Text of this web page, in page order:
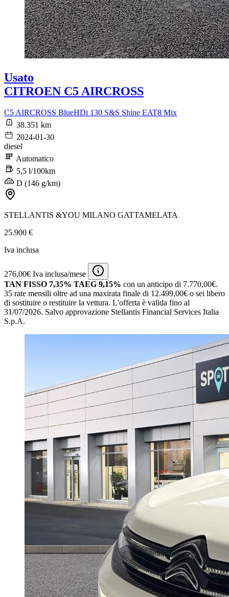
Usato
CITROEN C5 AIRCROSS
C5 AIRCROSS BlueHDi 130 S&S Shine EAT8 Mix
38.351 km
2024-01-30
diesel
Automatico
5,5 l/100km
D (146 g/km)
STELLANTIS &YOU MILANO GATTAMELATA
25.900 €
Iva inclusa
276,00€ Iva inclusa/mese
TAN FISSO 7,35% TAEG 9,15% con un anticipo di 7.770,00€.
35 rate mensili oltre ad una maxirata finale di 12.499,00€ o sei libero
di sostituire o restituire la vettura. L'offerta è valida fino al
31/07/2026. Salvo approvazione Stellantis Financial Services Italia
S.p.A.